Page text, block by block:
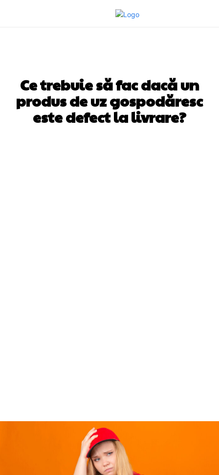
Ce trebuie să fac dacă un
produs de uz gospodăresc
este defect la livrare?